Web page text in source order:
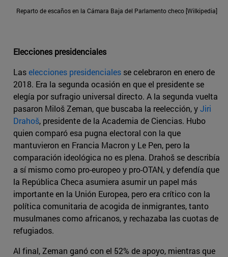
Reparto de escaños en la Cámara Baja del Parlamento checo [Wilkipedia]
Elecciones presidenciales
Laselecciones presidenciales se celebraron en enero de
2018. Era la segunda ocasión en que el presidente se
elegía por sufragio universal directo. A la segunda vuelta
pasaron Miloš Zeman, que buscaba la reelección, yJiri
Drahoš, presidente de la Academia de Ciencias. Hubo
quien comparó esa pugna electoral con la que
mantuvieron en Francia Macron y Le Pen, pero la
comparación ideológica no es plena. Drahoš se describía
a sí mismo como pro-europeo y pro-OTAN, y defendía que
la República Checa asumiera asumir un papel más
importante en la Unión Europea, pero era crítico con la
política comunitaria de acogida de inmigrantes, tanto
musulmanes como africanos, y rechazaba las cuotas de
refugiados.
Al final, Zeman ganó con el 52% de apoyo, mientras que